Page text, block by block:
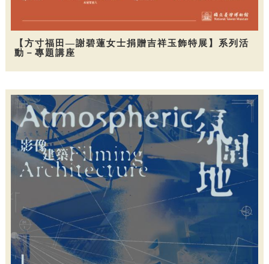
【方寸福田—謝碧蓮女士捐贈吉祥玉飾特展】系列活
動－專題講座